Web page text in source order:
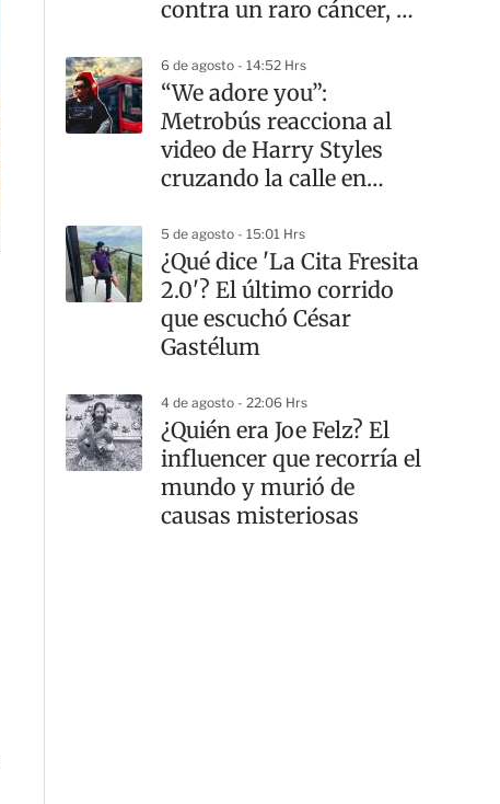
contra un raro cáncer, a
6 de agosto - 14:52 Hrs
“We adore you”:
Metrobús reacciona al
video de Harry Styles
cruzando la calle en
5 de agosto - 15:01 Hrs
¿Qué dice 'La Cita Fresita
2.0'? El último corrido
que escuchó César
Gastélum
4 de agosto - 22:06 Hrs
¿Quién era Joe Felz? El
influencer que recorría el
mundo y murió de
causas misteriosas